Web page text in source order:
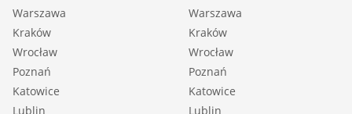
Warszawa
Kraków
Wrocław
Poznań
Katowice
Lublin
Warszawa
Kraków
Wrocław
Poznań
Katowice
Lublin